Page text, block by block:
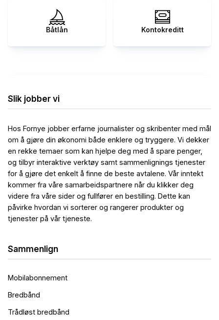
Båtlån Kontokreditt
Slik jobber vi
Hos Fornye jobber erfarne journalister og skribenter med mål
om å gjøre din økonomi både enklere og tryggere. Vi dekker
en rekke temaer som kan hjelpe deg med å spare penger,
og tilbyr interaktive verktøy samt sammenlignings tjenester
for å gjøre det enkelt å finne de beste avtalene. Vår inntekt
kommer fra våre samarbeidspartnere når du klikker deg
videre fra våre sider og fullfører en bestilling. Dette kan
påvirke hvordan vi sorterer og rangerer produkter og
tjenester på vår tjeneste.
Sammenlign
Mobilabonnement
Bredbånd
Trådløst bredbånd